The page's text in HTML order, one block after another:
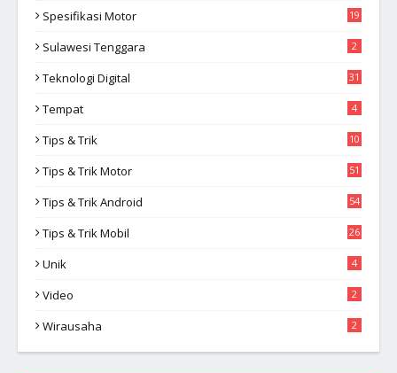
Spesifikasi Motor 19
Sulawesi Tenggara 2
Teknologi Digital 31
Tempat 4
Tips & Trik
10
Tips & Trik Motor 51
Tips & Trik Android 54
Tips & Trik Mobil 26
Unik 4
Video 2
Wirausaha 2